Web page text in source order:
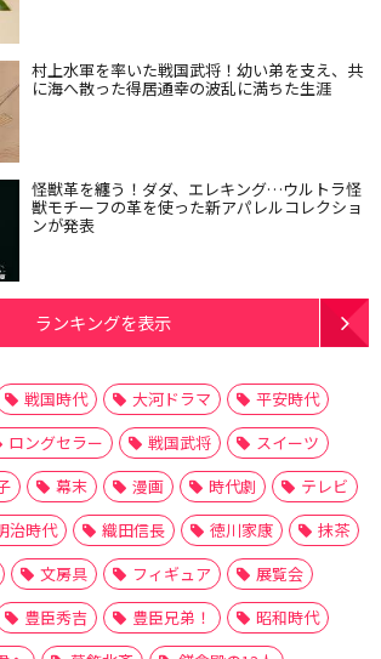
村上水軍を率いた戦国武将！幼い弟を支え、共
に海へ散った得居通幸の波乱に満ちた生涯
怪獣革を纏う！ダダ、エレキング…ウルトラ怪
獣モチーフの革を使った新アパレルコレクショ
ンが発表
ランキングを表示
戦国時代 大河ドラマ
平安時代
ロングセラー 戦国武将
スイーツ
幕末 漫画 時代劇
テレビ
治時代 織田信長 徳川家康
抹茶
文房具 フィギュア
展覧会
豊臣秀吉 豊臣兄弟！
昭和時代